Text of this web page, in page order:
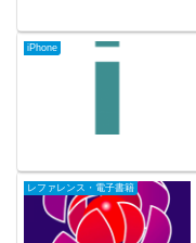
iPhone
レファレンス・電子書籍